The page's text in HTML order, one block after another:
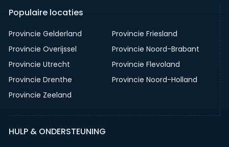
Populaire locaties
Provincie Gelderland
Provincie Friesland
Provincie Overijssel
Provincie Noord-Brabant
Provincie Utrecht
Provincie Flevoland
Provincie Drenthe
Provincie Noord-Holland
Provincie Zeeland
HULP & ONDERSTEUNING